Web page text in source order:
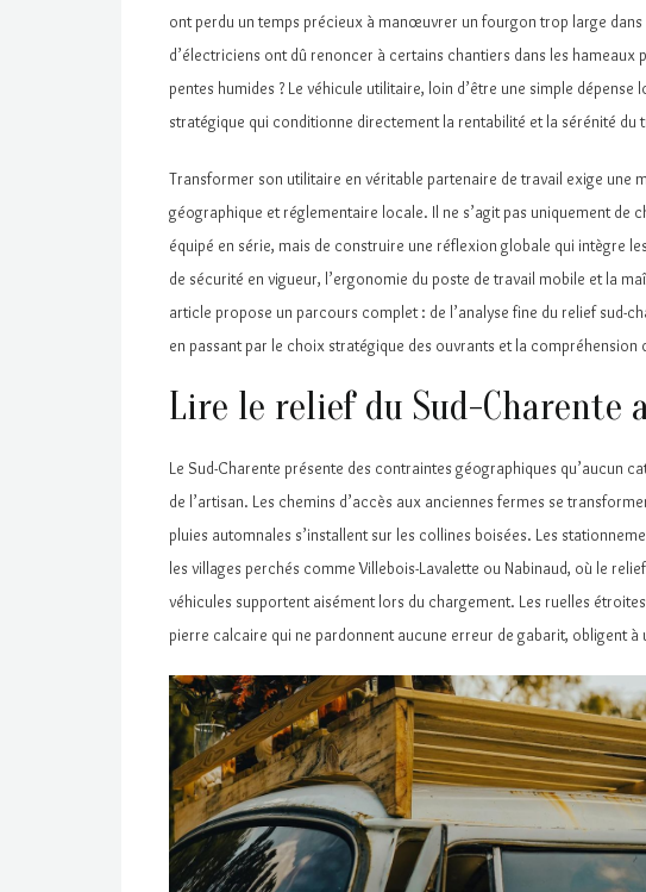
ont perdu un temps précieux à manœuvrer un fourgon trop large dans
d’électriciens ont dû renoncer à certains chantiers dans les hameaux
pentes humides ? Le véhicule utilitaire, loin d’être une simple
stratégique qui conditionne directement la rentabilité et la sérénité du
Transformer son utilitaire en véritable partenaire de travail exige une
géographique et réglementaire locale. Il ne s’agit pas uniquement de
équipé en série, mais de construire une réflexion globale qui intègre
de sécurité en vigueur, l’ergonomie du poste de travail mobile et la
article propose un parcours complet : de l’analyse fine du relief sud-
en passant par le choix stratégique des ouvrants et la compréhension
Lire le relief du Sud-Charente
Le Sud-Charente présente des contraintes géographiques qu’aucun
de l’artisan. Les chemins d’accès aux anciennes fermes se
pluies automnales s’installent sur les collines boisées. Les
les villages perchés comme Villebois-Lavalette ou Nabinaud, où le
véhicules supportent aisément lors du chargement. Les ruelles
pierre calcaire qui ne pardonnent aucune erreur de gabarit, obligent